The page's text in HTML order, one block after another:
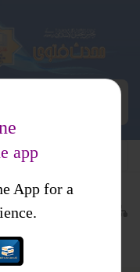
app
App for a